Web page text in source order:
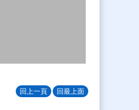
回上一頁 回最上面